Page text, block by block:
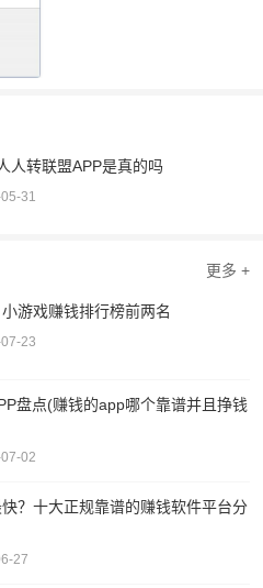
人转联盟APP是真的吗
31
更多 +
游戏赚钱排行榜前两名
23
盘点(赚钱的app哪个靠谱并且挣钱
02
？十大正规靠谱的赚钱软件平台分
27